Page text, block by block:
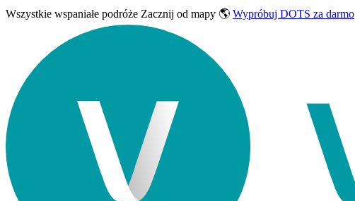
Wszystkie wspaniałe podróże Zacznij od mapy 🌎 Wypróbuj DOTS za darmo